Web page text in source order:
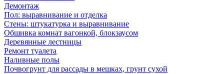
Демонтаж
Пол: выравнивание и отделка
Стены: штукатурка и выравнивание
Обшивка комнат вагонкой, блокзаусом
Деревянные лестницы
Ремонт туалета
Наливные полы
Почвогрунт для рассады в мешках, грунт сухой